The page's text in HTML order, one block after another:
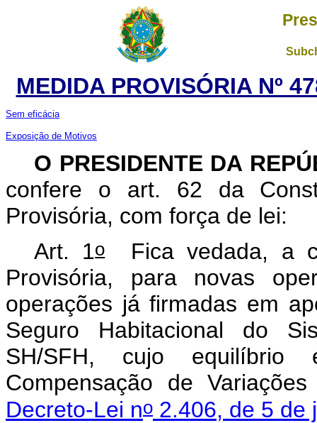
MEDIDA PROVISÓRIA Nº
Sem eficácia
Exposição de Motivos
O PRESIDENTE DA
confere o art. 62 da
Provisória, com força de lei:
Art. 1oFica vedada, a
Provisória, para novas
operações já firmadas em
Seguro Habitacional do
SH/SFH, cujo
Compensação de
Decreto-Lei no 2.406, de 5 de